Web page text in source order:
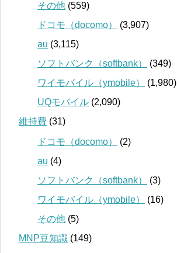
その他 (559)
ドコモ（docomo）
(3,907)
au (3,115)
ソフトバンク（softbank）
(349)
ワイモバイル（ymobile）
(1,980)
UQモバイル (2,090)
維持費 (31)
ドコモ（docomo）
(2)
au (4)
ソフトバンク（softbank）
(3)
ワイモバイル（ymobile）
(16)
その他 (5)
MNP豆知識 (149)